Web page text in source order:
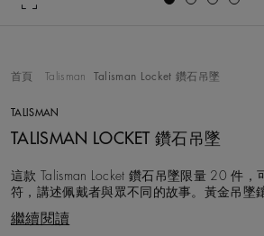
首頁 Talisman Talisman Locket 鑽石吊墜
TALISMAN
TALISMAN LOCKET 鑽石吊墜
這款 Talisman Locket 鑽石吊墜限量 20 件，
符，講述佩戴者與眾不同的故事。黃金吊墜
金工手捶紋理，彰顯自然瑰寶的原始之美。
繼續閱讀